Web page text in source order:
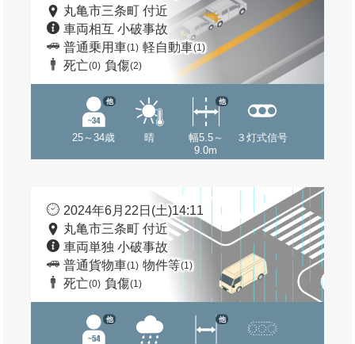
丸亀市三条町 付近
車両相互 小破事故
普通乗用車(1) 軽自動車(1)
死亡(0) 負傷(2)
25～34歳
他
晴
幅5.5～
9.0m
他
３灯式信号
2024年6月22日(土)14:11
丸亀市三条町 付近
車両単独 小破事故
普通貨物車(1) 物件等(1)
死亡(0) 負傷(1)
他 他